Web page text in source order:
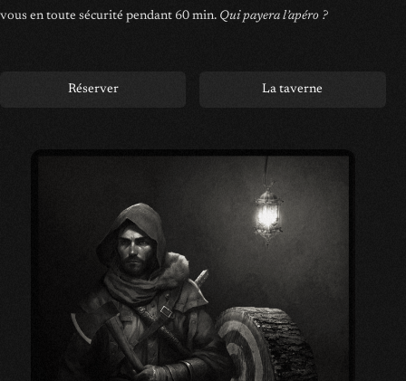
vous en toute sécurité pendant 60 min. Qui payera l’apéro ?
Réserver La taverne